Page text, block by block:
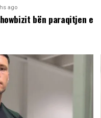
ago
bën paraqitjen e